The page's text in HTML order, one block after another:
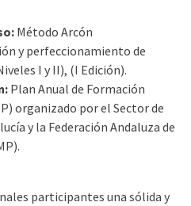
Método Arcón
y perfeccionamiento de
I y II), (I Edición).
Plan Anual de Formación
organizado por el Sector de
y la Federación Andaluza de
participantes una sólida y